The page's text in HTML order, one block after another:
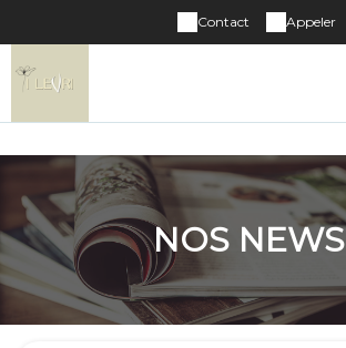
Appeler
Contact
NOS NEWS